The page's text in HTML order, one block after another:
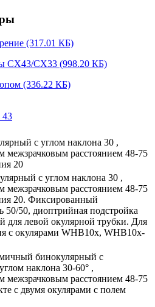
(317.01 КБ)
CX43/CX33 (998.20 КБ)
(336.22 КБ)
с углом наклона 30 ,
межзрачковым расстоянием 48-75
20
с углом наклона 30 ,
межзрачковым расстоянием 48-75
20. Фиксированный
50/50, диоптрийная подстройка
для левой окулярной трубки. Для
с окулярами WHB10x, WHB10x-
бинокулярный с
наклона 30-60° ,
межзрачковым расстоянием 48-75
с двумя окулярами с полем